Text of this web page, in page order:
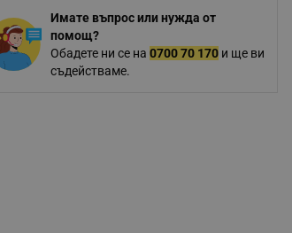
Имате въпрос или нужда от
помощ?
Обадете ни се на 0700 70 170и ще ви
съдействаме.